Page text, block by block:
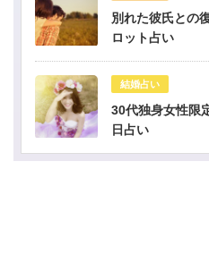
別れた彼氏との
ロット占い
結婚占い
30代独身女性限
日占い